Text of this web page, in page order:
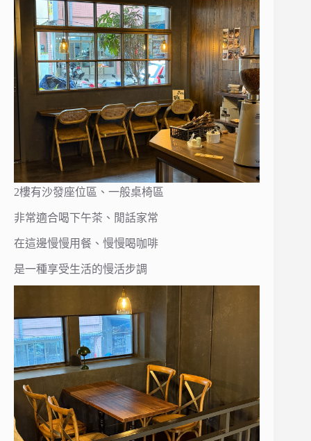
2樓有沙發座位區、一般桌椅區
非常適合喝下午茶、閒話家常
在這邊慢慢用餐、慢慢喝咖啡
是一種享受生活的慢活步調